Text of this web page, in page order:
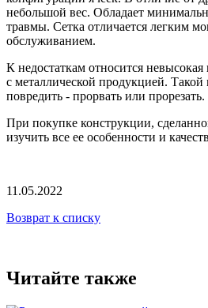
небольшой вес. Обладает
травмы. Сетка отличается легким
обслуживанием.
К недостаткам относится
с металлической продукцией.
повредить - прорвать или прорезать.
При покупке конструкции,
изучить все ее особенности и
11.05.2022
Возврат к списку
Читайте также